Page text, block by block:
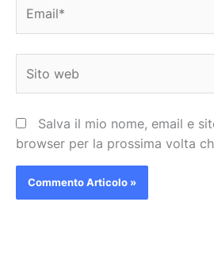
web
Salva il mio nome, email e
browser per la prossima volta